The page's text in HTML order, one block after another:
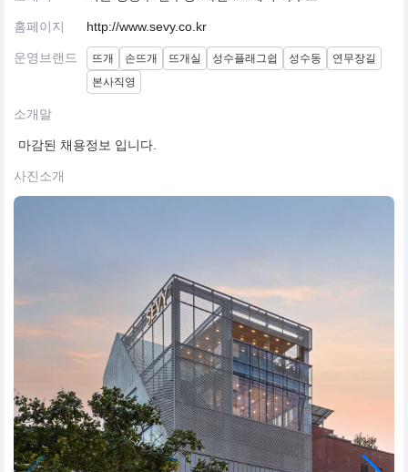
홈페이지 http://www.sevy.co.kr
운영브랜드 뜨개 손뜨개 뜨개실 성수플래그쉽 성수동
연무장길
본사직영
소개말
마감된 채용정보 입니다.
사진소개